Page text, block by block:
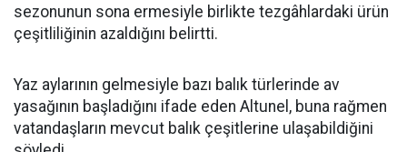
sezonunun sona ermesiyle birlikte tezgâhlardaki ürün
çeşitliliğinin azaldığını belirtti.
Yaz aylarının gelmesiyle bazı balık türlerinde av
yasağının başladığını ifade eden Altunel, buna rağmen
vatandaşların mevcut balık çeşitlerine ulaşabildiğini